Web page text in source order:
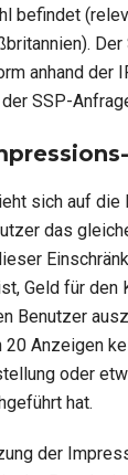
befindet
anhand der
SSP-
sich auf
das
Geld für den
Benutzer
20 Anzeigen
oder
hat.
der